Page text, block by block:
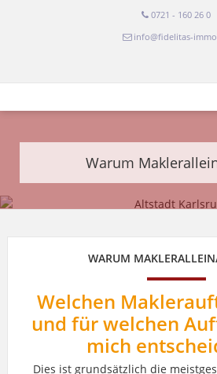
0721 - 160 26 0
info@fidelitas-
Warum
WARUM
Welchen
und für welchen
mich
Dies ist grundsätzlich die